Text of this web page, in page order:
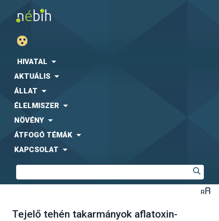
HIVATAL
AKTUÁLIS
ÁLLAT
ÉLELMISZER
NÖVÉNY
ÁTFOGÓ TÉMÁK
KAPCSOLAT
Tejelő tehén takarmányok aflatoxin-